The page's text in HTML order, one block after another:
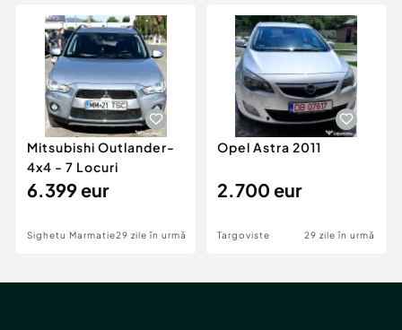
Servicii
Animale de companie
Afaceri și echipamente profesionale
Inchiriere Bunuri si Vehicule
Utilaje agricole si industriale
Piese auto si accesorii
Dacia Duster
Mitsubishi Outlander-
4x4 - 7 Locuri
6.399 eur
Sighetu Marmatiei29 zile în urmă
Opel Astra 2011
2.700 eur
Targoviste 29 zile în urmă